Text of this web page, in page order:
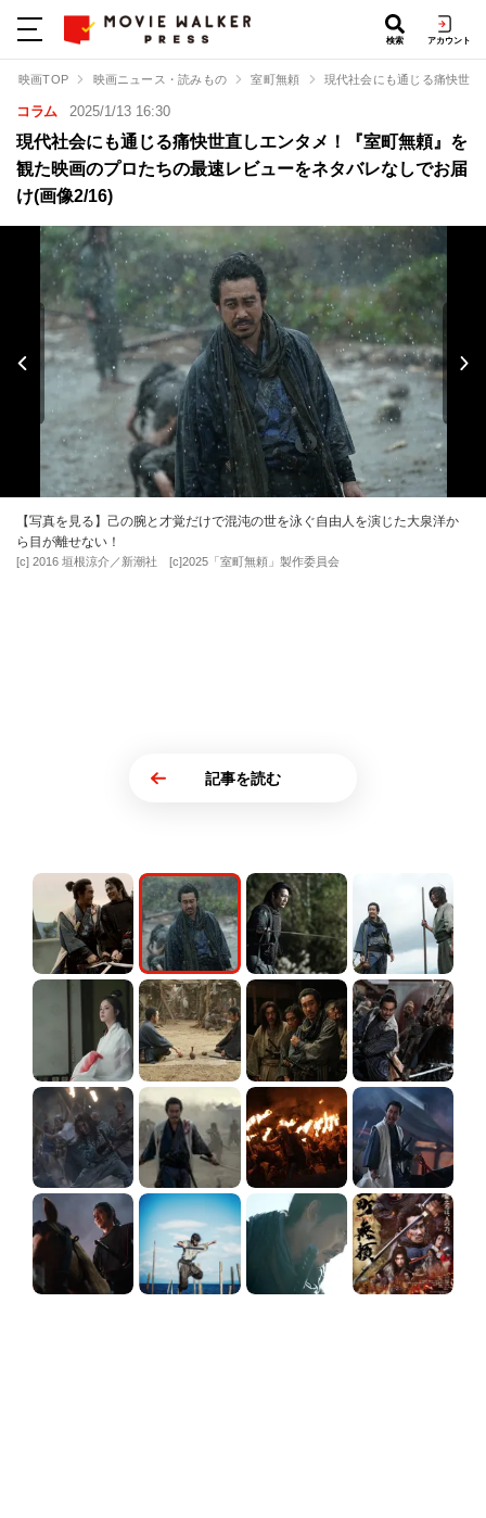
検索 アカウント
映画TOP 映画ニュース・読みもの 室町無頼 現代社会にも通じる痛快世
コラム 2025/1/13 16:30
現代社会にも通じる痛快世直しエンタメ！『室町無頼』を
観た映画のプロたちの最速レビューをネタバレなしでお届
け(画像2/16)
【写真を見る】己の腕と才覚だけで混沌の世を泳ぐ自由人を演じた大泉洋か
ら目が離せない！
[c] 2016 垣根涼介／新潮社 [c]2025「室町無頼」製作委員会
記事を読む